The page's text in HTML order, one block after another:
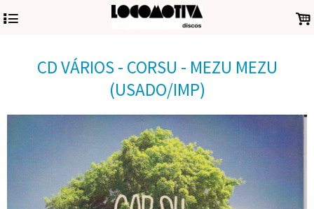
4 .
CD VÁRIOS - CORSU - MEZU MEZU
(USADO/IMP)